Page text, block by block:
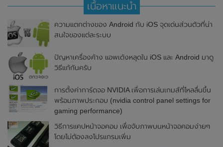
เนื้อหาแนะนำ
ความแตกต่างของ Android กับ iOS จุดเด่นส่วนตัวที่น่า
สนใจของแต่ละระบบ
ปัญหาเครื่องค้าง แอพเด้งหลุดใน iOS และ Android มาดู
วิธีแก้กันครับ
การตั้งค่าการ์ดจอ NVIDIA เพื่อการเล่นเกมส์ที่ไหลลื่นขึ้น
พร้อมภาพประกอบ (nvidia control panel settings for
gaming performance)
วิธีการแคปหน้าจอคอม เพื่อจับภาพบนหน้าจอคอมง่ายๆ
โดยไม่ต้องลงโปรแกรมเพิ่ม